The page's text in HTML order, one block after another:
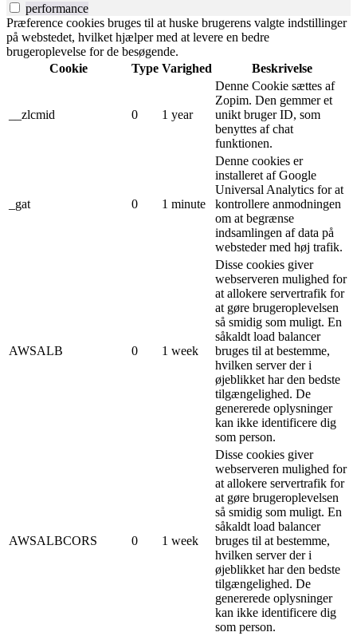
performance
Præference cookies bruges til at huske brugerens valgte indstillinger
på webstedet, hvilket hjælper med at levere en bedre
brugeroplevelse for de besøgende.
Cookie
Type Varighed Beskrivelse
__zlcmid 0 1 year
Denne Cookie sættes af
Zopim. Den gemmer et
unikt bruger ID, som
benyttes af chat
funktionen.
_gat 0 1 minute
Denne cookies er
installeret af Google
Universal Analytics for at
kontrollere anmodningen
om at begrænse
indsamlingen af ​​data på
websteder med høj trafik.
AWSALB 0 1 week
Disse cookies giver
webserveren mulighed for
at allokere servertrafik for
at gøre brugeroplevelsen
så smidig som muligt. En
såkaldt load balancer
bruges til at bestemme,
hvilken server der i
øjeblikket har den bedste
tilgængelighed. De
genererede oplysninger
kan ikke identificere dig
som person.
AWSALBCORS 0 1 week
Disse cookies giver
webserveren mulighed for
at allokere servertrafik for
at gøre brugeroplevelsen
så smidig som muligt. En
såkaldt load balancer
bruges til at bestemme,
hvilken server der i
øjeblikket har den bedste
tilgængelighed. De
genererede oplysninger
kan ikke identificere dig
som person.